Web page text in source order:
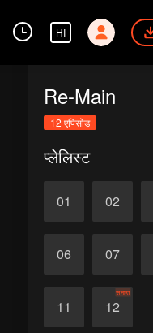
HI
Re-Main
12 एपिसोड
प्लेलिस्ट
01 02
06 07
11 12
समाप्त